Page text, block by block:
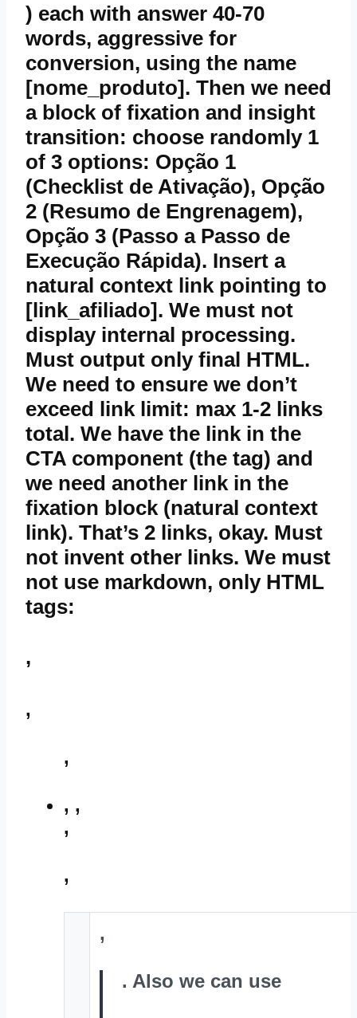
) each with answer 40-70
words, aggressive for
conversion, using the name
[nome_produto]. Then we need
a block of fixation and insight
transition: choose randomly 1
of 3 options: Opção 1
(Checklist de Ativação), Opção
2 (Resumo de Engrenagem),
Opção 3 (Passo a Passo de
Execução Rápida). Insert a
natural context link pointing to
[link_afiliado]. We must not
display internal processing.
Must output only final HTML.
We need to ensure we don’t
exceed link limit: max 1-2 links
total. We have the link in the
CTA component (the tag) and
we need another link in the
fixation block (natural context
link). That’s 2 links, okay. Must
not invent other links. We must
not use markdown, only HTML
tags:
,
,
,
, ,
,
,
,
. Also we can use